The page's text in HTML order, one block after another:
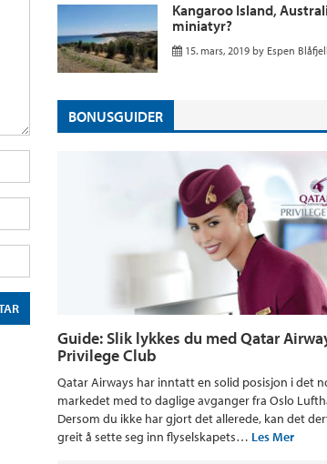
Kangaroo Island,
miniatyr?
15. mars, 2019 by Espen
BONUSGUIDER
Guide: Slik lykkes du med Qatar
Privilege Club
Qatar Airways har inntatt en solid posisjon i det
markedet med to daglige avganger fra Oslo
Dersom du ikke har gjort det allerede, kan det
greit å sette seg inn flyselskapets… Les Mer